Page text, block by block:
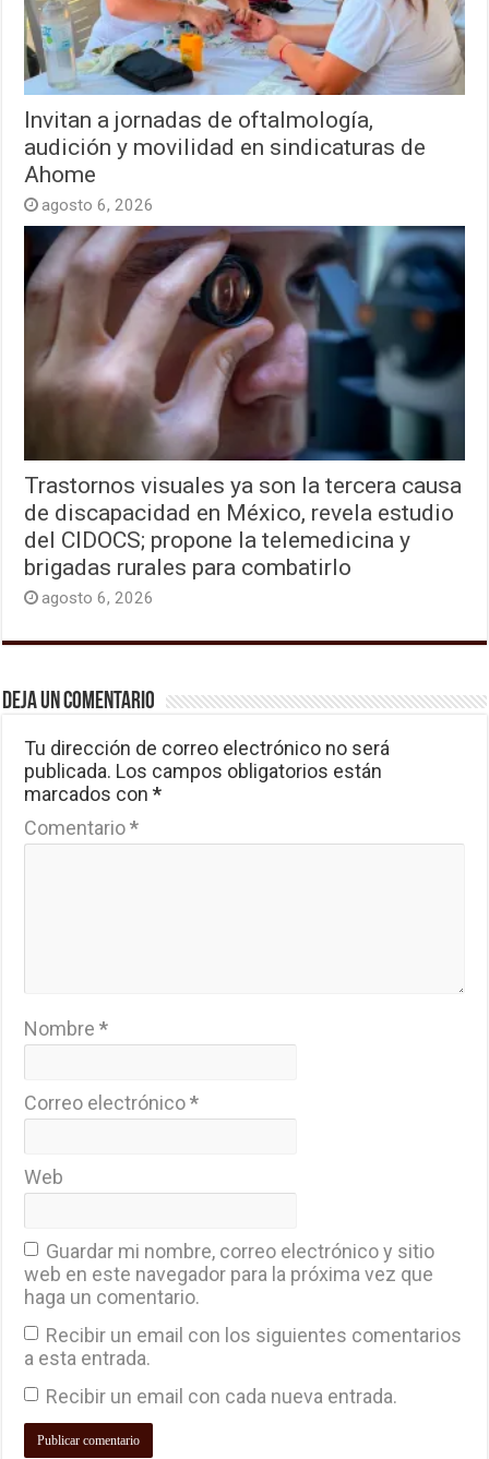
Invitan a jornadas de oftalmología,
audición y movilidad en sindicaturas de
Ahome
agosto 6, 2026
Trastornos visuales ya son la tercera causa
de discapacidad en México, revela estudio
del CIDOCS; propone la telemedicina y
brigadas rurales para combatirlo
agosto 6, 2026
Deja un comentario
Tu dirección de correo electrónico no será
publicada. Los campos obligatorios están
marcados con*
Comentario*
Nombre*
Correo electrónico*
Web
Guardar mi nombre, correo electrónico y sitio
web en este navegador para la próxima vez que
haga un comentario.
Recibir un email con los siguientes comentarios
a esta entrada.
Recibir un email con cada nueva entrada.